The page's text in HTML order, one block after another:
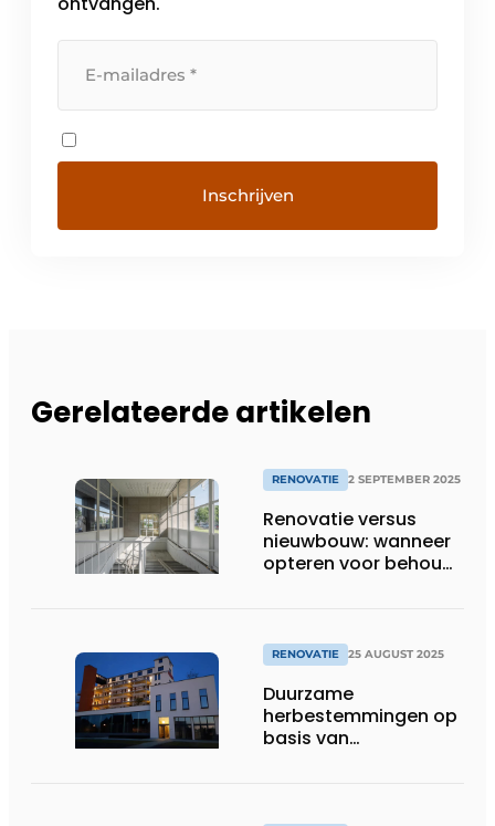
Gerelateerde artikelen
RENOVATIE 2 SEPTEMBER 2025
Renovatie versus
nieuwbouw: wanneer
opteren voor behoud
RENOVATIE 25 AUGUST 2025
Duurzame
herbestemmingen op
basis van